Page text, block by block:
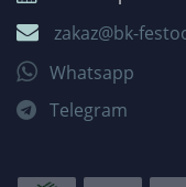
zakaz@bk-
Whatsapp
Telegram